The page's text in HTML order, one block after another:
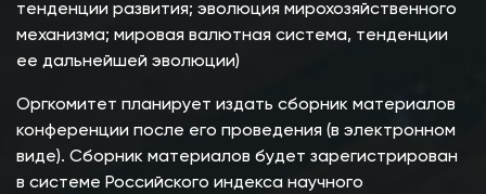
тенденции развития; эволюция мирохозяйственного
механизма; мировая валютная система, тенденции
ее дальнейшей эволюции)
Оргкомитет планирует издать сборник материалов
конференции после его проведения (в электронном
виде). Сборник материалов будет зарегистрирован
в системе Российского индекса научного